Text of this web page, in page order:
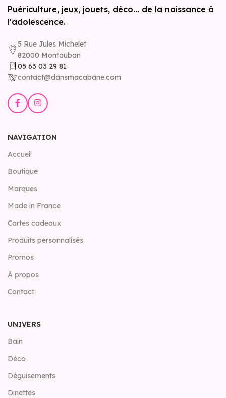
Puériculture, jeux, jouets, déco... de la naissance à
l'adolescence.
5 Rue Jules Michelet
82000 Montauban
05 63 03 29 81
contact@dansmacabane.com
NAVIGATION
Accueil
Boutique
Marques
Made in France
Cartes cadeaux
Produits personnalisés
Promos
À propos
Contact
UNIVERS
Bain
Déco
Déguisements
Dinettes